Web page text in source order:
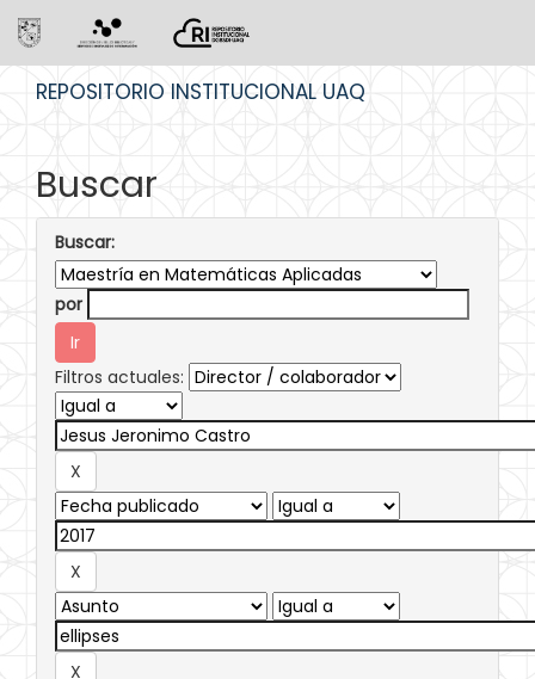
REPOSITORIO INSTITUCIONAL UAQ
Buscar
Buscar:
por
Filtros actuales: